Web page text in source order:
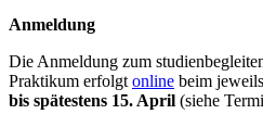
Anmeldung
Die Anmeldung zum
Praktikum erfolgtonline beim
bis spätestens 15. April (siehe